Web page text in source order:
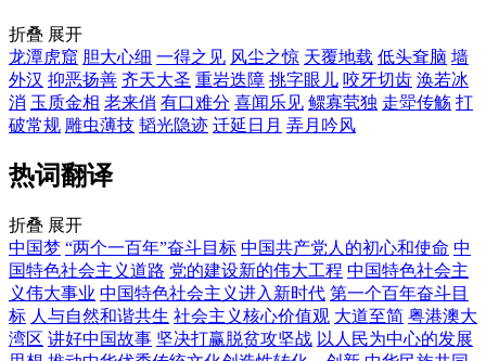
折叠 展开
龙潭虎窟 胆大心细 一得之见 风尘之惊 天覆地载 低头耷脑 墙
外汉 抑恶扬善 齐天大圣 重岩迭障 挑字眼儿 咬牙切齿 涣若冰
消 玉质金相 老来俏 有口难分 喜闻乐见 鳏寡茕独 走斝传觞 打
破常规 雕虫薄技 韬光隐迹 迁延日月 弄月吟风
热词翻译
折叠 展开
中国梦 “两个一百年”奋斗目标 中国共产党人的初心和使命 中
国特色社会主义道路 党的建设新的伟大工程 中国特色社会主
义伟大事业 中国特色社会主义进入新时代 第一个百年奋斗目
标 人与自然和谐共生 社会主义核心价值观 大道至简 粤港澳大
湾区 讲好中国故事 坚决打赢脱贫攻坚战 以人民为中心的发展